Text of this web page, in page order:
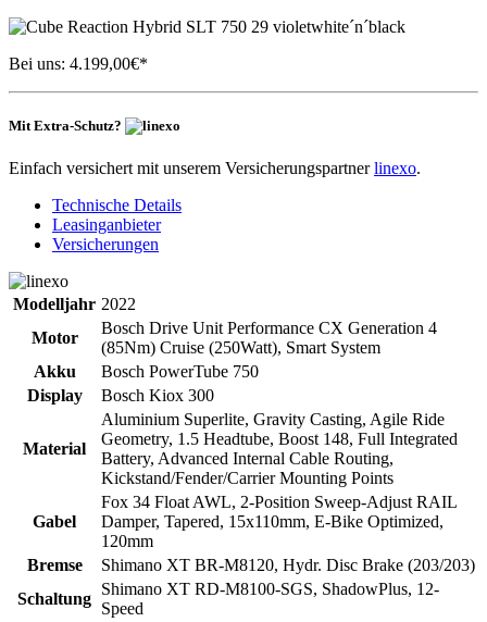
Bei uns: 4.199,00€*
Mit Extra-Schutz?
Einfach versichert mit unserem Versicherungspartnerlinexo.
Technische Details
Leasinganbieter
Versicherungen
Modelljahr 2022
Motor
Bosch Drive Unit Performance CX Generation 4
(85Nm) Cruise (250Watt), Smart System
Akku
Bosch PowerTube 750
Display
Bosch Kiox 300
Material
Aluminium Superlite, Gravity Casting, Agile Ride
Geometry, 1.5 Headtube, Boost 148, Full Integrated
Battery, Advanced Internal Cable Routing,
Kickstand/Fender/Carrier Mounting Points
Gabel
Fox 34 Float AWL, 2-Position Sweep-Adjust RAIL
Damper, Tapered, 15x110mm, E-Bike Optimized,
120mm
Bremse
Shimano XT BR-M8120, Hydr. Disc Brake (203/203)
Schaltung
Shimano XT RD-M8100-SGS, ShadowPlus, 12-
Speed